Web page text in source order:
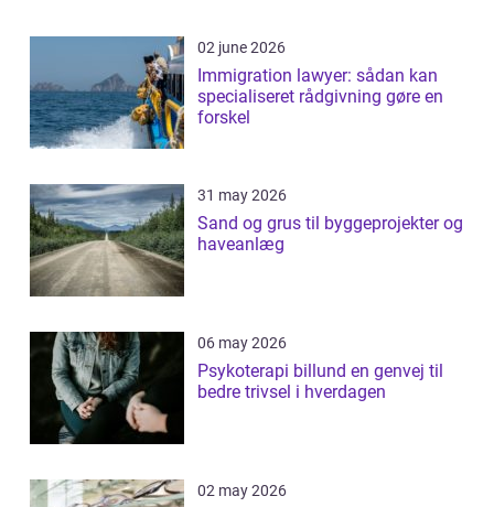
02 june 2026
Immigration lawyer: sådan kan
specialiseret rådgivning gøre en
forskel
31 may 2026
Sand og grus til byggeprojekter og
haveanlæg
06 may 2026
Psykoterapi billund en genvej til
bedre trivsel i hverdagen
02 may 2026